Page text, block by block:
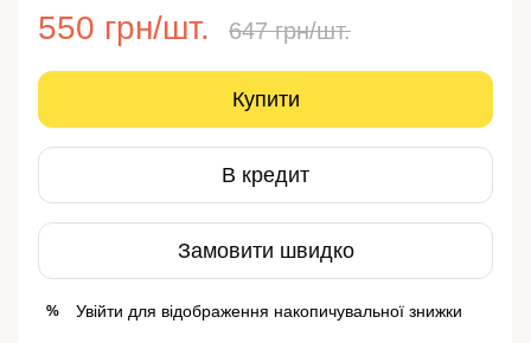
550 грн/шт. 647 грн/шт.
Купити
В кредит
Замовити швидко
% Увійти для відображення накопичувальної знижки